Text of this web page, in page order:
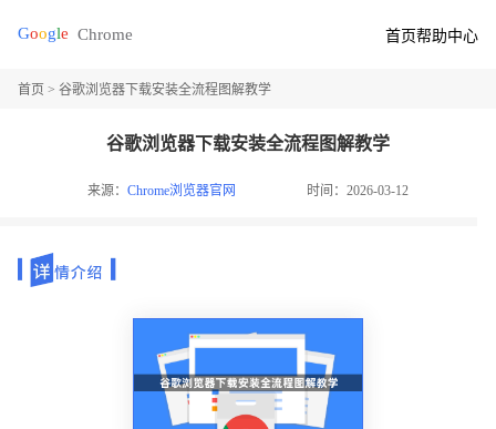
首页帮助中心
首页 > 谷歌浏览器下载安装全流程图解教学
谷歌浏览器下载安装全流程图解教学
来源：Chrome浏览器官网 时间：2026-03-12